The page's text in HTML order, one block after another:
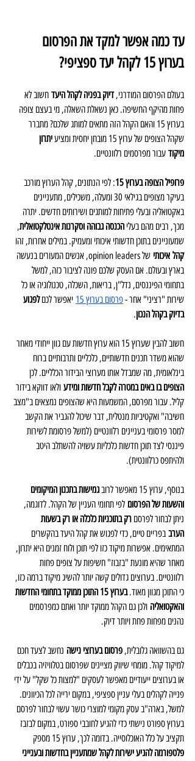
עד כמה אפשר למקד את הפרסום
בערוץ 15 לקהל יעד ספציפי?
בעולם הפרסום המודרני, דיוק בפניה לקהל היעד חשוב לא
פחות מהיקף החשיפה. כאן נשאלת השאלה, מי בעצם צופה
בערוץ 15 והאם הקהל הזה מתאים למותג שלכם? מתברר
שקהל הצופים של ערוץ 15 מובחן יחסית ומציע
יתרון
מיקוד עבור מפרסמים רלוונטיים.
פרופיל הצופה בערוץ 15
: לפי הנתונים, קהל הערוץ מורכב
בעיקר מצופים בגילאי 30 ומעלה, משכילים, מתעניינים
באקטואליה ובעלי פתיחות למותגים ושירותים חדשים. יתרה
מכך, רבים מהם בעלי הכנסה גבוהה וסקרנות אינטלקטואלית,
שמעוניינים בתוכן חדשותי איכותי ומעמיק. במילים אחרות, זהו
קהל איכותי
של opinion leaders, אנשים המעורים בנעשה
בארץ ובעולם. אם העסק שלכם פונה לציבור כזה, למשל
בתחומי הפיננסים, נדל"ן, בריאות, השכלה, טכנולוגיה או כל
שירות "רציני" אחר - פרסום בערוץ 15 יאפשר לכם לפגוע
בדיוק בקהל הנכון.
חשוב להבין שערוץ 15 הוא ערוץ חדשות עם גוון ייחודי מאחר
שהוא משדר תכנים חדשותיים, כלכליים ותרבותיים ברוח
בינלאומית, מה שמבדל אותו מערוצי הבידור הכלליים. לכן
הצופים בו באים במטרה לקבל חדשות ומידע ולאו דווקא בידור
קליל. עבור מפרסם, המשמעות היא שהצופים נמצאים ב"מצב
חשיבה" ואקטיביות מנטלית, דבר שיכול להגביר את הקשב
למסר פרסומי בעניינים רלוונטיים (למשל פרסומת לשירות
פיננסי לצד תוכן חדשות כלכליות עשויה להשתלב היטב
ולהיתפס כרלוונטית).
בנוסף, ערוץ 15 מאפשר לרוב
גמישות בתכנון המיקומים
והשעות של הפרסום לפי תחומי העניין של הקהל. לדוגמה,
ניתן לבחור לפרסם רק בתוכניות כלכלה או רק בשעות
הערב בפריים טיים, כדי לפגוש את קהל היעד בהקשרים
המתאימים. אפשרות מיקוד כזו לפי תוכן ולוח זמנים היא יתרון,
מאחר שהיא מונעת "בזבוז" חשיפות על צופים פחות
רלוונטיים. בערוצים גדולים קשה יותר להשיג מיקוד ברמה כזו,
כי התוכן מגוון מאוד.
בערוץ 15 התוכן ממוקד בתחומי החדשות
והאקטואליה ולכן גם הקהל ממוקד יותר ואתם כמפרסמים
נהנים מפחות פחת ויותר דיוק.
גם בהשוואה גלובלית, פרסום בערוצי נישה נחשב לצעד חכם
למיקוד קהל. מומחי שיווק מציינים שפרסום בטלוויזיה בכבלים
או בערוצים ייעודיים מאפשר לעסקים "למצות כל שקל" על ידי
פנייה לקהלים בעלי עניין ספציפי, במקום ירייה לכל הכיוונים.
למשל, בארה"ב עסק מקומי למוצרי כושר עשוי לבחור לפרסם
בערוץ ספורט נישתי כדי להגיע לחובבי ספורט, במקום לבזבז
תקציב על כלל האוכלוסייה. בדומה לכך, ערוץ 15 מספק
פלטפורמה להגיע ישירות לקהל שמתעניין בחדשות ובענייני